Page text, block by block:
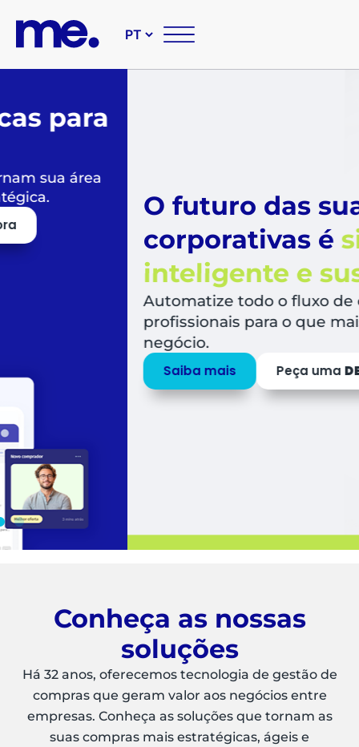
O futuro das suas
corporativas ésimples,
inteligente e sustentável
Automatize todo o fluxo de compras,
profissionais para o que mais agrega valor
Peça umaDEMO
Conheça as nossas
soluções
Há 32 anos, oferecemos tecnologia de gestão de
compras que geram valor aos negócios entre
empresas. Conheça as soluções que tornam as
suas compras mais estratégicas, ágeis e